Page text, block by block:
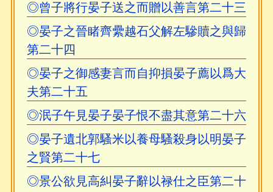
◎曾子將行晏子送之而贈以善言第二十三
◎晏子之晉睹齊纍越石父解左驂贖之與歸
第二十四
◎晏子之御感妻言而自抑損晏子薦以爲大
夫第二十五
◎泯子午見晏子晏子恨不盡其意第二十六
◎晏子遺北郭騷米以養母騷殺身以明晏子
之賢第二十七
◎景公欲見高糾晏子辭以禄仕之臣第二十